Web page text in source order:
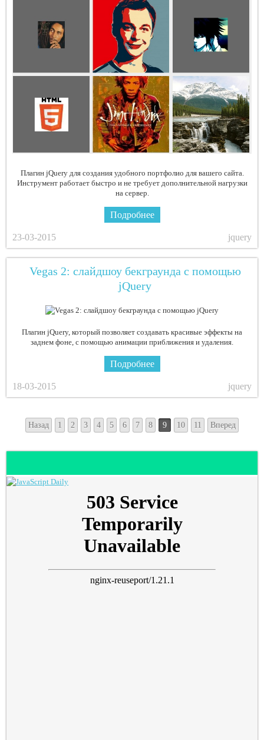
Плагин jQuery для создания удобного портфолио для вашего сайта.
Инструмент работает быстро и не требует дополнительной нагрузки
на сервер.
Подробнее
23-03-2015 jquery
Vegas 2: слайдшоу бекграунда с помощью
jQuery
Плагин jQuery, который позволяет создавать красивые эффекты на
заднем фоне, с помощью анимации приближения и удаления.
Подробнее
18-03-2015 jquery
Назад 1 2 3 4 5 6 7 8 9 10 11 Вперед